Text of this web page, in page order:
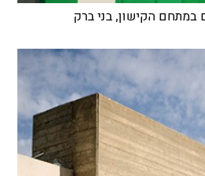
במתחם הקישון, בני ברק